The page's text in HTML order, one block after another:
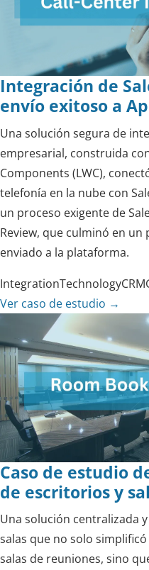
Integración de
envío exitoso a
Una solución segura de
empresarial, construida
Components (LWC),
telefonía en la nube con
un proceso exigente de
Review, que culminó en
enviado a la plataforma.
IntegrationTechnologyCRM
Ver caso de estudio →
Caso de estudio
de escritorios y
Una solución centralizada
salas que no solo
salas de reuniones, sino